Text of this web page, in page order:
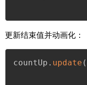
更新结束值并动画化：
countUp . update (